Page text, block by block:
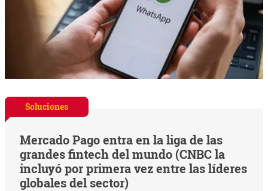
Soluciones
Mercado Pago entra en la liga de las
grandes fintech del mundo (CNBC la
incluyó por primera vez entre las líderes
globales del sector)